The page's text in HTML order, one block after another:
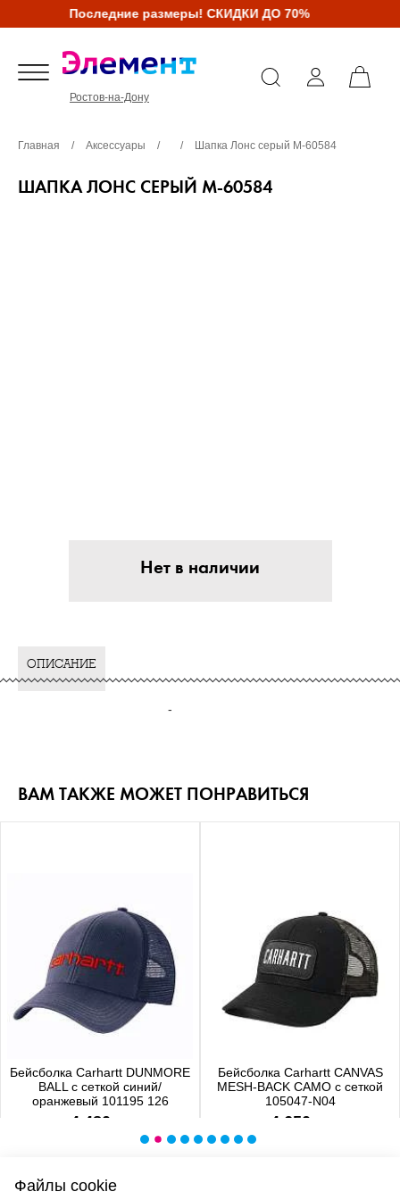
Последние размеры! СКИДКИ ДО 70%
Ростов-на-Дону
Главная / Аксессуары / / Шапка Лонс серый М-60584
ШАПКА ЛОНС СЕРЫЙ М-60584
Нет в наличии
ОПИСАНИЕ
-
ВАМ ТАКЖЕ МОЖЕТ ПОНРАВИТЬСЯ
Бейсболка Carhartt DUNMORE
BALL с сеткой синий/
оранжевый 101195 126
4 480 р.
Бейсболка Carhartt CANVAS
MESH-BACK CAMO с сеткой
105047-N04
4 650 р.
Файлы cookie